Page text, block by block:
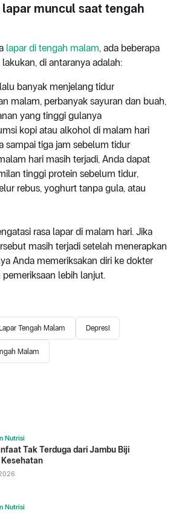
muncul saat tengah
lapar di tengah malam, ada beberapa
di antaranya adalah:
banyak menjelang tidur
malam, perbanyak sayuran dan buah,
yang tinggi gulanya
kopi atau alkohol di malam hari
sampai tiga jam sebelum tidur
hari masih terjadi, Anda dapat
tinggi protein sebelum tidur,
rebus, yoghurt tanpa gula, atau
rasa lapar di malam hari. Jika
masih terjadi setelah menerapkan
Anda memeriksakan diri ke dokter
lebih lanjut.
Lapar Tengah Malam Depresi
Malam
Nutrisi
Tak Terduga dari Jambu Biji
Nutrisi